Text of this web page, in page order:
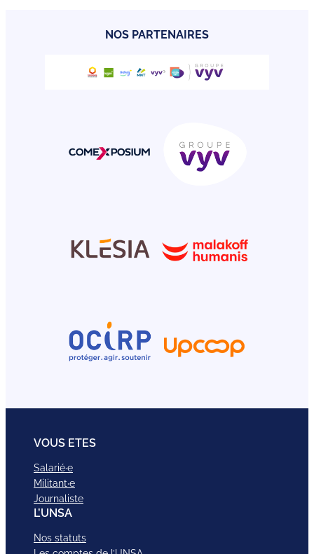
NOS PARTENAIRES
VOUS ETES
Salarié·e
Militant·e
Journaliste
L’UNSA
Nos statuts